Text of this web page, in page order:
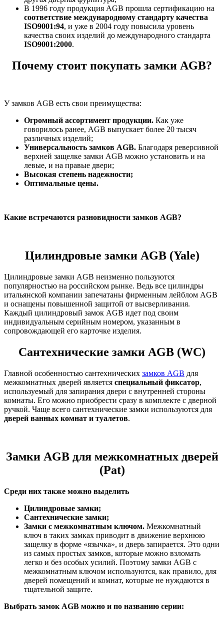
В 1996 году продукция AGB прошла сертификацию на
соответствие международному стандарту качества
ISO9001:94, и уже в 2004 году повысила уровень
качества своих изделий до международного стандарта
ISO9001:2000.
Почему стоит покупать замки AGB?
У замков AGB есть свои преимущества:
Огромный ассортимент продукции. Как уже
говорилось ранее, AGB выпускает более 20 тысяч
различных изделий;
Универсальность замков AGB. Благодаря реверсивной
верхней защелке замки AGB можно установить и на
левые, и на правые двери;
Высокая степень надежности;
Оптимальные цены.
Какие встречаются разновидности замков AGB?
Цилиндровые замки AGB (Yale)
Цилиндровые замки AGB неизменно пользуются
популярностью на российском рынке. Ведь все цилиндры
итальянской компании запечатаны фирменным лейблом AGB
и оснащены повышенной защитой от высверливания.
Каждый цилиндровый замок AGB идет под своим
индивидуальным серийным номером, указанным в
сопровождающей его карточке изделия.
Сантехнические замки AGB (WC)
Главной особенностью сантехнических замков AGB для
межкомнатных дверей является специальный фиксатор,
используемый для запирания двери с внутренней стороны
комнаты. Его можно приобрести сразу в комплекте с дверной
ручкой. Чаще всего сантехнические замки используются для
дверей ванных комнат и туалетов.
Замки AGB для межкомнатных дверей
(Pat)
Среди них также можно выделить
Цилиндровые замки;
Сантехнические замки;
Замки с межкомнатным ключом. Межкомнатный
ключ в таких замках приводит в движение верхнюю
защелку в форме «язычка», и дверь запирается. Это одни
из самых простых замков, которые можно взломать
легко и без особых усилий. Поэтому замки AGB с
межкомнатным ключом используются, как правило, для
дверей помещений и комнат, которые не нуждаются в
тщательной защите.
Выбрать замок AGB можно и по названию серии: